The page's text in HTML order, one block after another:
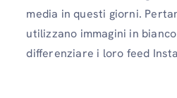
media in questi giorni.
utilizzano immagini in
differenziare i loro feed